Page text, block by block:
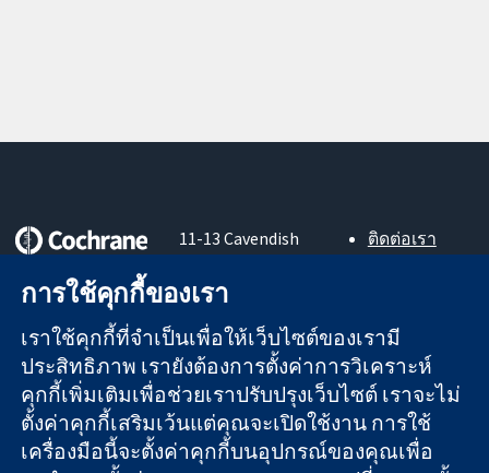
หลักฐานที่เชื่อถือ
ได้
สู่การตัดสินใจ
อย่างมีข้อมูล
เพื่อสุขภาพที่ดีขึ้น
11-13 Cavendish
London
United Kingdom
ติดต่อเรา
About us
ตำแหน่งงาน
Cochrane
Library
การใช้คุกกี้ของเรา
เราใช้คุกกี้ที่จำเป็นเพื่อให้เว็บไซต์ของเรามี
ประสิทธิภาพ เรายังต้องการตั้งค่าการวิเคราะห์
คุกกี้เพิ่มเติมเพื่อช่วยเราปรับปรุงเว็บไซต์ เราจะไม่
ตั้งค่าคุกกี้เสริมเว้นแต่คุณจะเปิดใช้งาน การใช้
เครื่องมือนี้จะตั้งค่าคุกกี้บนอุปกรณ์ของคุณเพื่อ